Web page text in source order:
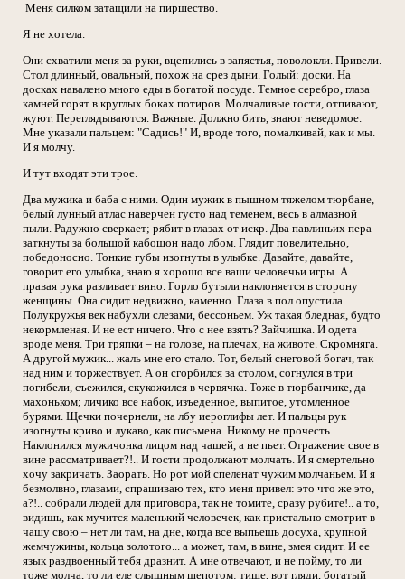
Меня силком затащили на пиршество.
Я не хотела.
Они схватили меня за руки, вцепились в запястья, поволокли. Привели.
Стол длинный, овальный, похож на срез дыни. Голый: доски. На
досках навалено много еды в богатой посуде. Темное серебро, глаза
камней горят в круглых боках потиров. Молчаливые гости, отпивают,
жуют. Переглядываются. Важные. Должно бить, знают неведомое.
Мне указали пальцем: "Садись!" И, вроде того, помалкивай, как и мы.
И я молчу.
И тут входят эти трое.
Два мужика и баба с ними. Один мужик в пышном тяжелом тюрбане,
белый лунный атлас наверчен густо над теменем, весь в алмазной
пыли. Радужно сверкает; рябит в глазах от искр. Два павлиньих пера
заткнуты за большой кабошон надо лбом. Глядит повелительно,
победоносно. Тонкие губы изогнуты в улыбке. Давайте, давайте,
говорит его улыбка, знаю я хорошо все ваши человечьи игры. А
правая рука разливает вино. Горло бутыли наклоняется в сторону
женщины. Она сидит недвижно, каменно. Глаза в пол опустила.
Полукружья век набухли слезами, бессоньем. Уж такая бледная, будто
некормленая. И не ест ничего. Что с нее взять? Зайчишка. И одета
вроде меня. Три тряпки – на голове, на плечах, на животе. Скромняга.
А другой мужик... жаль мне его стало. Тот, белый снеговой богач, так
над ним и торжествует. А он сгорбился за столом, согнулся в три
погибели, съежился, скукожился в червячка. Тоже в тюрбанчике, да
махоньком; личико все набок, изъеденное, выпитое, утомленное
бурями. Щечки почернели, на лбу иероглифы лет. И пальцы рук
изогнуты криво и лукаво, как письмена. Никому не прочесть.
Наклонился мужичонка лицом над чашей, а не пьет. Отражение свое в
вине рассматривает?!.. И гости продолжают молчать. И я смертельно
хочу закричать. Заорать. Но рот мой спеленат чужим молчаньем. И я
безмолвно, глазами, спрашиваю тех, кто меня привел: это что же это,
а?!.. собрали людей для приговора, так не томите, сразу рубите!.. а то,
видишь, как мучится маленький человечек, как пристально смотрит в
чашу свою – нет ли там, на дне, когда все выпьешь досуха, крупной
жемчужины, кольца золотого... а может, там, в вине, змея сидит. И ее
язык раздвоенный тебя дразнит. А мне отвечают, и не пойму, то ли
тоже молча, то ли еле слышным шепотом: тише, вот гляди, богатый